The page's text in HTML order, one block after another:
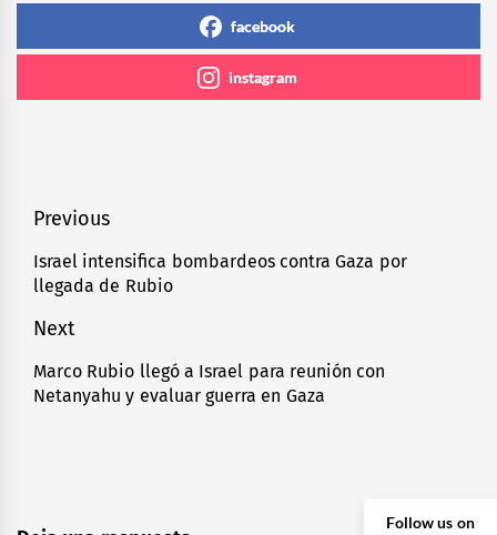
facebook
instagram
Navegación
de
entradas
Previous
Previous
post:
Israel intensifica bombardeos contra Gaza por
llegada de Rubio
Next
Next
post:
Marco Rubio llegó a Israel para reunión con
Netanyahu y evaluar guerra en Gaza
Follow us on